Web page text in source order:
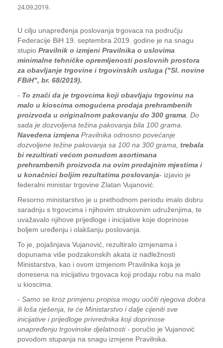
24.09.2019.
U cilju unapređenja poslovanja trgovaca na području
Federacije BiH 19. septembra 2019. godine je na snagu
stupio Pravilnik o izmjeni Pravilnika o uslovima
minimalne tehničke opremljenosti poslovnih prostora
za obavljanje trgovine i trgovinskih usluga ("Sl. novine
FBiH", br. 68/2019).
- To znači da je trgovcima koji obavljaju trgovinu na
malo u kioscima omogućena prodaja prehrambenih
proizvoda u originalnom pakovanju do 300 grama . Do
sada je dozvoljena težina pakovanja bila 100 grama.
Navedena izmjena Pravilnika odnosno povećanje
dozvoljene težine pakovanja sa 100 na 300 grama, trebala
bi rezultirati većom ponudom asortimana
prehrambenih proizvoda na ovim prodajnim mjestima i
u konačnici boljim rezultatima poslovanja- izjavio je
federalni ministar trgovine Zlatan Vujanović.
Resorno ministarstvo je u prethodnom periodu imalo dobru
saradnju s trgovcima i njihovim strukovnim udruženjima, te
uvažavalo njihove prijedloge i inicijative koje doprinose
boljem uređenju i olakšanju poslovanja.
To je, pojašnjava Vujanović, rezultiralo izmjenama i
dopunama više podzakonskih akata iz nadležnosti
Ministarstva, kao i ovom izmjenom Pravilnika koja je
donesena na inicijativu trgovaca koji prodaju robu na malo
u kioscima.
- Samo se kroz primjenu propisa mogu uočiti njegova dobra
ili loša rješenja, te će Ministarstvo i dalje cijeniti sve
inicijative i prijedloge privrednika koji doprinose
unapređenju trgovinske djelatnosti- poručio je Vujanović
povodom stupanja na snagu izmjene Pravilnika.